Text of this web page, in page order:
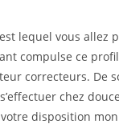
lequel vous allez
compulse ce
correcteurs. De
chez
disposition